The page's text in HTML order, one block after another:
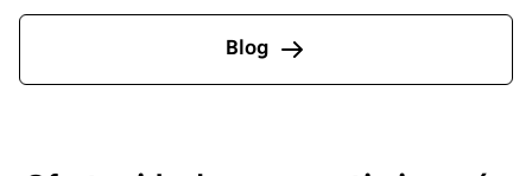
laboratories maintain consistent air quality throughout
incubation. By providing continuous air purification and
measurable performance, INFORS HT supports reliable
Blog